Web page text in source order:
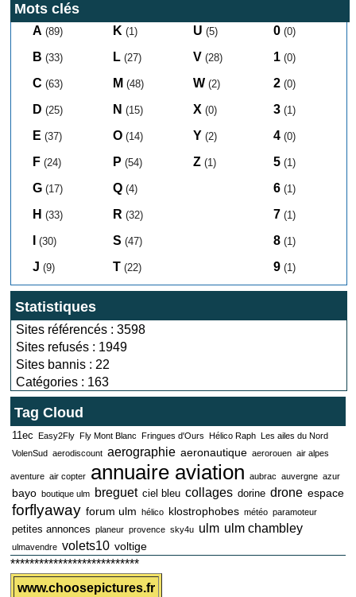
Mots clés
A (89)
B (33)
C (63)
D (25)
E (37)
F (24)
G (17)
H (33)
(30)
J (9)
K (1)
L (27)
M (48)
N (15)
O (14)
P (54)
Q (4)
R (32)
S (47)
T (22)
U (5)
V (28)
W (2)
X (0)
Y (2)
Z (1)
0 (0)
1 (0)
2 (0)
3 (1)
4 (0)
5 (1)
6 (1)
7 (1)
8 (1)
9 (1)
Statistiques
Sites référencés : 3598
Sites refusés : 1949
Sites bannis : 22
Catégories : 163
Tag Cloud
11ec Easy2Fly Fly Mont Blanc Fringues d'Ours Hélico Raph Les ailes du Nord
VolenSud aerodiscount aerographie aeronautique aerorouen air alpes
aventure air copter annuaire aviation aubrac auvergne azur
bayo boutique ulm breguet ciel bleu collages dorine drone espace
forflyaway forum ulm hélico klostrophobes météo paramoteur
petites annonces planeur provence sky4u ulm ulm chambley
ulmavendre volets10 voltige
***************************
www.choosepictures.fr